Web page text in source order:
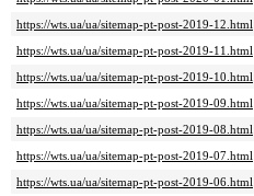
https://wts.ua/ua/sitemap-pt-post-2019-12.html
https://wts.ua/ua/sitemap-pt-post-2019-11.html
https://wts.ua/ua/sitemap-pt-post-2019-10.html
https://wts.ua/ua/sitemap-pt-post-2019-09.html
https://wts.ua/ua/sitemap-pt-post-2019-08.html
https://wts.ua/ua/sitemap-pt-post-2019-07.html
https://wts.ua/ua/sitemap-pt-post-2019-06.html